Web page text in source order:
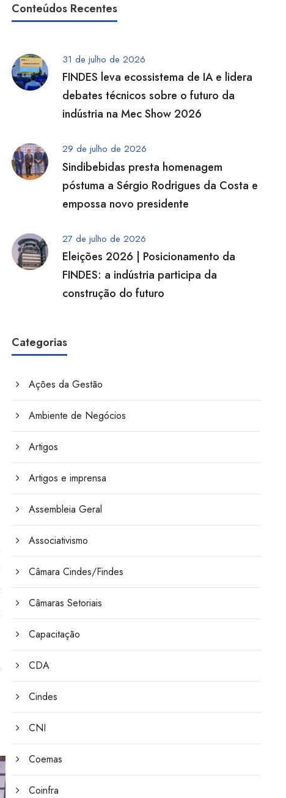
Conteúdos Recentes
31 de julho de 2026
FINDES leva ecossistema de IA e lidera
debates técnicos sobre o futuro da
indústria na Mec Show 2026
29 de julho de 2026
Sindibebidas presta homenagem
póstuma a Sérgio Rodrigues da Costa e
empossa novo presidente
27 de julho de 2026
Eleições 2026 | Posicionamento da
FINDES: a indústria participa da
construção do futuro
Categorias
Ações da Gestão
Ambiente de Negócios
Artigos
Artigos e imprensa
Assembleia Geral
Associativismo
Câmara Cindes/Findes
Câmaras Setoriais
Capacitação
CDA
Cindes
CNI
Coemas
Coinfra